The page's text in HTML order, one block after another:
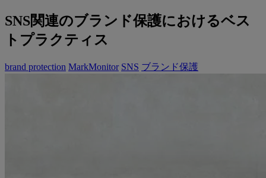
SNS関連のブランド保護におけるベス
トプラクティス
brand protection MarkMonitor SNS ブランド保護